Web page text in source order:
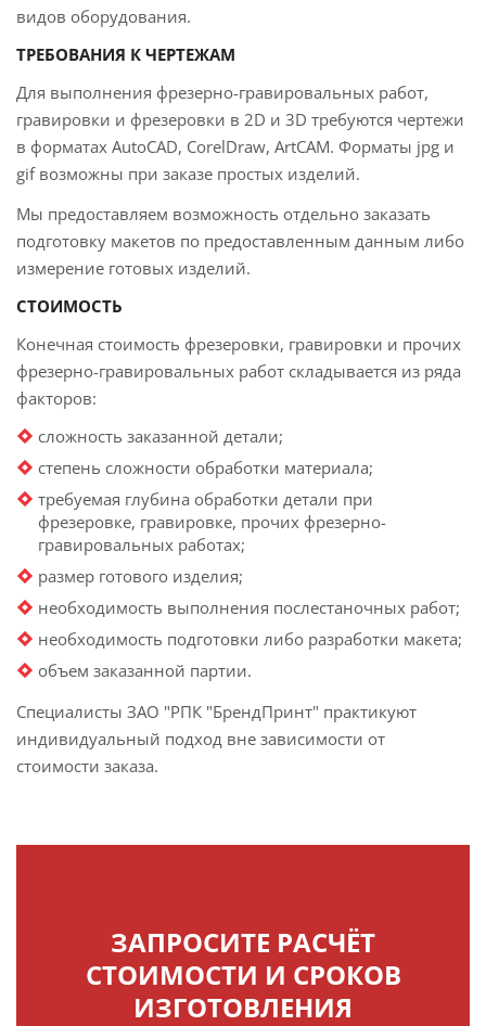
видов оборудования.
ТРЕБОВАНИЯ К ЧЕРТЕЖАМ
Для выполнения фрезерно-гравировальных работ,
гравировки и фрезеровки в 2D и 3D требуются чертежи
в форматах AutoCAD, CorelDraw, ArtCAM. Форматы jpg и
gif возможны при заказе простых изделий.
Мы предоставляем возможность отдельно заказать
подготовку макетов по предоставленным данным либо
измерение готовых изделий.
СТОИМОСТЬ
Конечная стоимость фрезеровки, гравировки и прочих
фрезерно-гравировальных работ складывается из ряда
факторов:
сложность заказанной детали;
степень сложности обработки материала;
требуемая глубина обработки детали при
фрезеровке, гравировке, прочих фрезерно-
гравировальных работах;
размер готового изделия;
необходимость выполнения послестаночных работ;
необходимость подготовки либо разработки макета;
объем заказанной партии.
Специалисты ЗАО "РПК "БрендПринт" практикуют
индивидуальный подход вне зависимости от
стоимости заказа.
ЗАПРОСИТЕ РАСЧЁТ
СТОИМОСТИ И СРОКОВ
ИЗГОТОВЛЕНИЯ